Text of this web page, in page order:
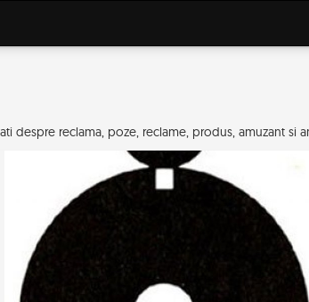
despre reclama, poze, reclame, produs, amuzant si